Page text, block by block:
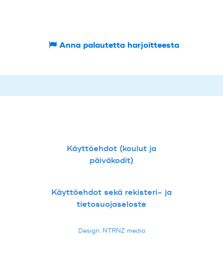
Anna palautetta harjoitteesta
Käyttöehdot (koulut ja
päiväkodit)
Käyttöehdot sekä rekisteri- ja
tietosuojaseloste
Design: NTRNZ media